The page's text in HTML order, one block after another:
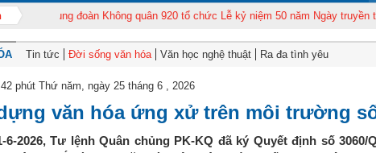
Trung đoàn Không quân 920 tổ chức Lễ kỷ niệm 50 năm Ngày truyền thống
Tin tức Đời sống văn hóa Văn học nghệ thuật Ra đa tình yêu
phút Thứ năm, ngày 25 tháng 6 , 2026
văn hóa ứng xử trên môi trường
6-2026, Tư lệnh Quân chủng PK-KQ đã ký Quyết định số 3060/